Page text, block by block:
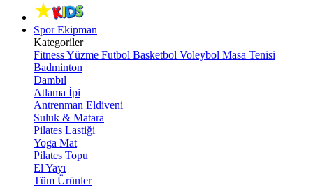
Spor Ekipman
Kategoriler
FitnessYüzme Futbol Basketbol Voleybol Masa Tenisi
Badminton
Dambıl
Atlama İpi
Antrenman Eldiveni
Suluk & Matara
Pilates Lastiği
Yoga Mat
Pilates Topu
El Yayı
Tüm Ürünler